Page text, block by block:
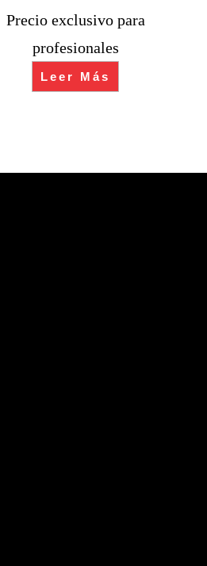
Precio exclusivo para
profesionales
Leer Más